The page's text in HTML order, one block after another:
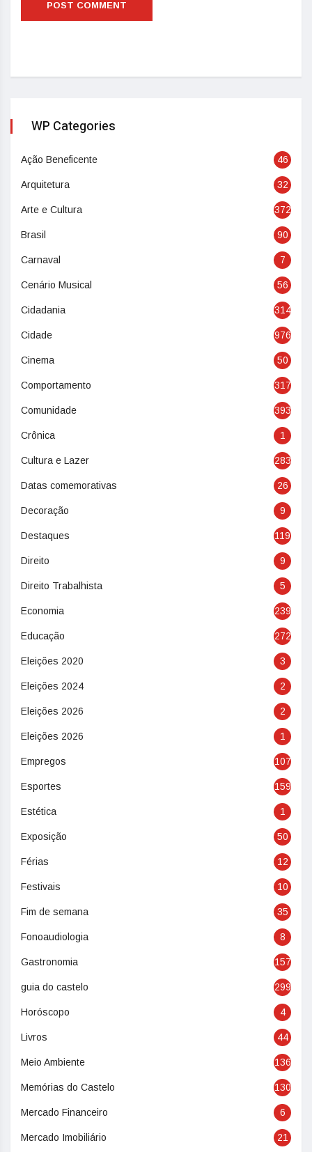
WP Categories
Ação Beneficente 46
Arquitetura 32
Arte e Cultura 372
Brasil 90
Carnaval 7
Cenário Musical 56
Cidadania 314
Cidade 976
Cinema 50
Comportamento 317
Comunidade 393
Crônica 1
Cultura e Lazer 283
Datas comemorativas 26
Decoração 9
Destaques 119
Direito 9
Direito Trabalhista 5
Economia 239
Educação 272
Eleições 2020 3
Eleições 2024 2
Eleições 2026 2
Eleições 2026 1
Empregos 107
Esportes 159
Estética 1
Exposição 50
Férias 12
Festivais 10
Fim de semana 35
Fonoaudiologia 8
Gastronomia 157
guia do castelo 299
Horóscopo 4
Livros 44
Meio Ambiente 136
Memórias do Castelo 130
Mercado Financeiro 6
Mercado Imobiliário 21